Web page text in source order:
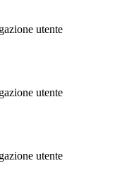
utente
utente
utente